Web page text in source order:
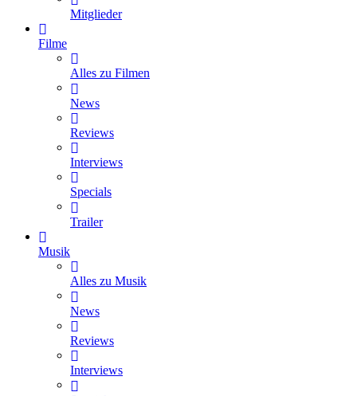
Mitglieder
Filme
Alles zu Filmen
News
Reviews
Interviews
Specials
Trailer
Musik
Alles zu Musik
News
Reviews
Interviews